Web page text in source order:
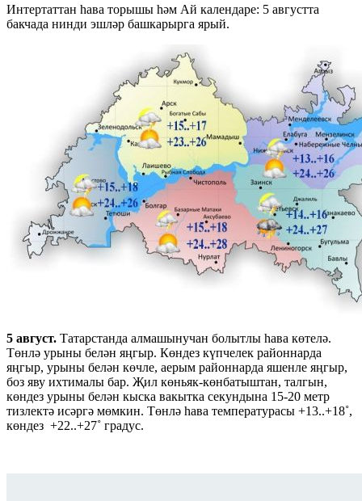
Интертаттан һава торышы һәм Ай календаре: 5 августта
бакчада нинди эшләр башкарырга ярый.
5 август. Татарстанда алмашынучан болытлы һава көтелә.
Төнлә урыны белән яңгыр. Көндез күпчелек районнарда
яңгыр, урыны белән көчле, аерым районнарда яшенле яңгыр,
боз яву ихтималы бар. Җил көньяк-көнбатыштан, талгын,
көндез урыны белән кыска вакытка секундына 15-20 метр
тизлектә исәргә мөмкин. Төнлә һава температурасы +13..+18˚,
көндез +22..+27˚ градус.